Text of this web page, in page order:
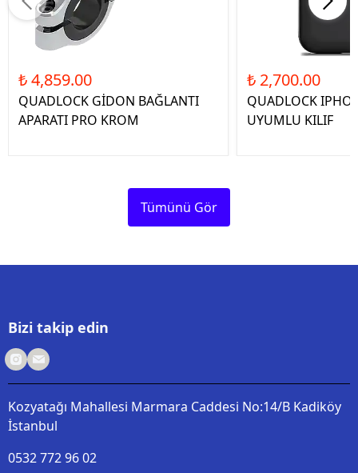
₺ 4,859.00
QUADLOCK GİDON BAĞLANTI
APARATI PRO KROM
₺ 2,700.00
QUADLOCK
UYUMLU KILIF
Tümünü Gör
Bizi takip edin
Kozyatağı Mahallesi Marmara Caddesi No:14/B Kadiköy
İstanbul
0532 772 96 02